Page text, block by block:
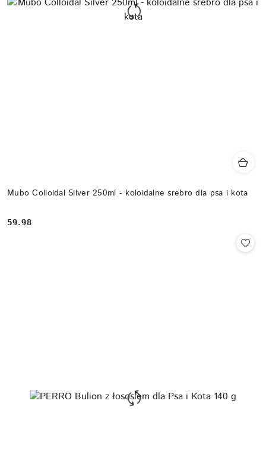
Mubo Colloidal Silver 250ml - koloidalne srebro dla psa i kota
Cena:
59.98